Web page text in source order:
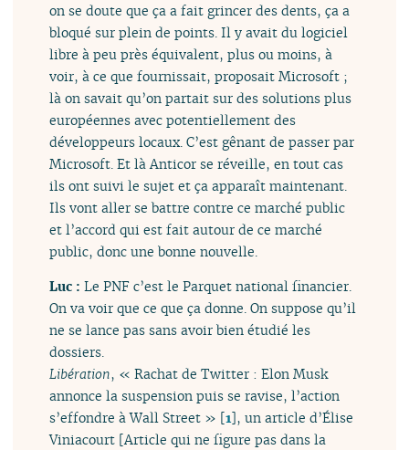
on se doute que ça a fait grincer des dents, ça a
bloqué sur plein de points. Il y avait du logiciel
libre à peu près équivalent, plus ou moins, à
voir, à ce que fournissait, proposait Microsoft ;
là on savait qu’on partait sur des solutions plus
européennes avec potentiellement des
développeurs locaux. C’est gênant de passer par
Microsoft. Et là Anticor se réveille, en tout cas
ils ont suivi le sujet et ça apparaît maintenant.
Ils vont aller se battre contre ce marché public
et l’accord qui est fait autour de ce marché
public, donc une bonne nouvelle.
Luc :Le PNF c’est le Parquet national financier.
On va voir que ce que ça donne. On suppose qu’il
ne se lance pas sans avoir bien étudié les
dossiers.
Libération, « Rachat de Twitter : Elon Musk
annonce la suspension puis se ravise, l’action
s’effondre à Wall Street » [1], un article d’Élise
Viniacourt [Article qui ne figure pas dans la